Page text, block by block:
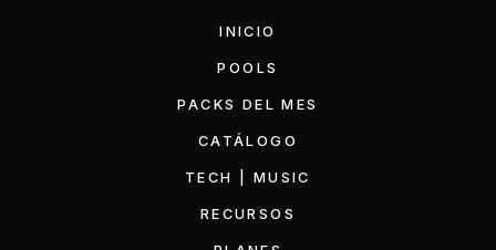
INICIO
POOLS
PACKS DEL MES
CATÁLOGO
TECH | MUSIC
RECURSOS